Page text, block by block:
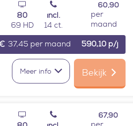
80
69 HD
incl.
14 ct.
60,90
per
maand
37,45 per maand 590,10 p/j
Meer info Bekijk
67,90